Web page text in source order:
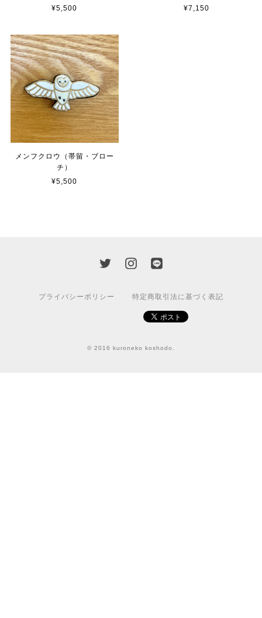
¥5,500
¥7,150
メンフクロウ（帯留・ブロー
チ）
¥5,500
プライバシーポリシー 特定商取引法に基づく表記
© 2016 kuroneko koshodo.